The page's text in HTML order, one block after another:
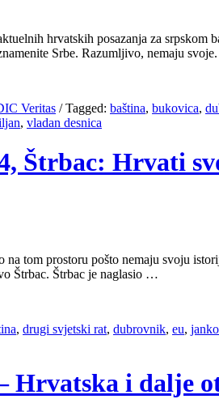
hrvatskih posazanja za srpskom
Srbe. Razumljivo, nemaju
Veritas /Tagged: baština, bukovica,
, vladan desnica
Štrbac: Hrvati
tom prostoru pošto nemaju svoju
Štrbac. Štrbac je naglasio …
, drugi svjetski rat, dubrovnik, eu,
Hrvatska i dalje